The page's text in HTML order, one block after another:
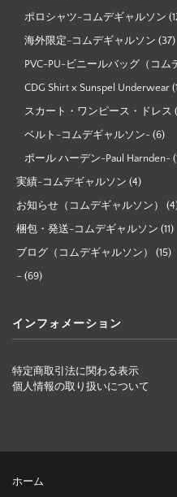
ポロシャツ-コムデギャルソン
海外限定-コムデギャルソン (37)
PVC-PU-ビニールバッグ（コム
CDG Shirt x Sunspel Underwear
スカート・ワンピース・ドレス
ベルト-コムデギャルソン- (6)
ポール ハーデン-Paul Harnden-
実績-コムデギャルソン (4)
お知らせ（コムデギャルソン）
梱包・発送-コムデギャルソン (11)
ブログ（コムデギャルソン） (15)
– (69)
インフォメーション
特定商取引法に関わる表示
個人情報の取り扱いについて
ホーム